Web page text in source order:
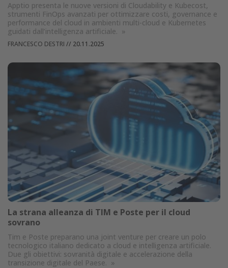
Apptio presenta le nuove versioni di Cloudability e Kubecost,
strumenti FinOps avanzati per ottimizzare costi, governance e
performance del cloud in ambienti multi-cloud e Kubernetes
guidati dall’intelligenza artificiale. »
FRANCESCO DESTRI // 20.11.2025
La strana alleanza di TIM e Poste per il cloud
sovrano
Tim e Poste preparano una joint venture per creare un polo
tecnologico italiano dedicato a cloud e intelligenza artificiale.
Due gli obiettivi: sovranità digitale e accelerazione della
transizione digitale del Paese. »